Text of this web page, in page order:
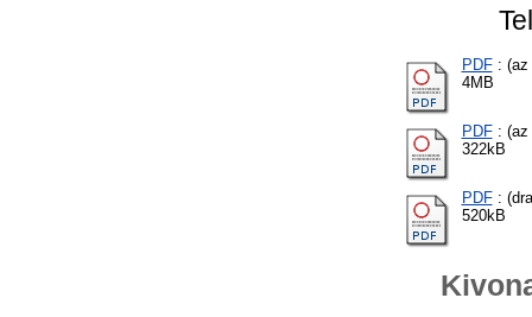
PDF: (az
4MB
PDF: (az
322kB
PDF:
520kB